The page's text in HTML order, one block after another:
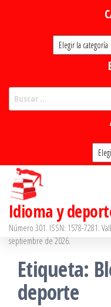
Categorías
Idioma y
Número 301. ISSN: 1578-7281.
septiembre de 2026.
Etiqueta:
deporte